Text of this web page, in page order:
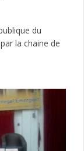
du
la chaine de